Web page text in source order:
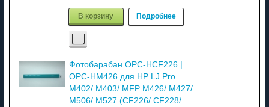
В корзину Подробнее
Фотобарабан OPC-HCF226 |
OPC-HM426 для HP LJ Pro
M402/ M403/ MFP M426/ M427/
M506/ M527 (CF226/ CF228/